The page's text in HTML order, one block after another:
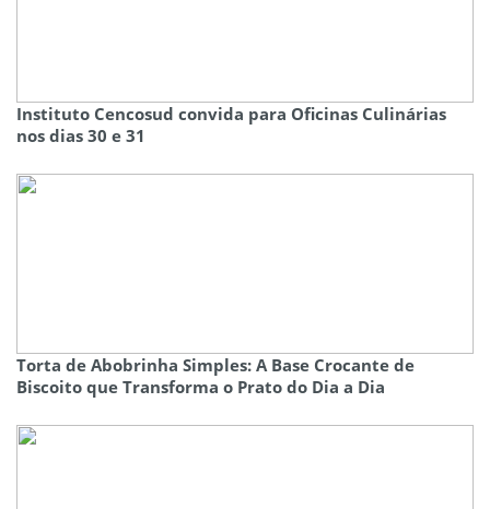
Instituto Cencosud convida para Oficinas Culinárias
nos dias 30 e 31
Torta de Abobrinha Simples: A Base Crocante de
Biscoito que Transforma o Prato do Dia a Dia